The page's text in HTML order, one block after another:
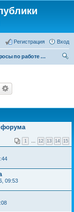
Вход
Регистрация
Вопросы по работе форума
форума
1 … 12 13 14 15
09:53